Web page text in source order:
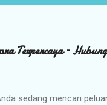
Terpercaya –
sedang mencari